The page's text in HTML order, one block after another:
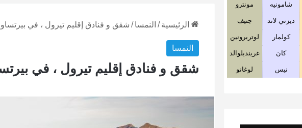
الرئيسية / النمسا / شقق و فنادق إقليم تيرول ، في
النمسا
شقق و فنادق إقليم تيرول ، في
شامونيه مونترو
ديزني لاند جنيف
كولمار لوتربرونين
كان غرينديلوالد
نيس لوغانو